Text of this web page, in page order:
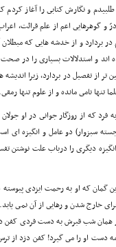
و نگارش کتابى را آغاز
گوهرهایى اعم از علم قرائت،
در بردارد و از خدشه هایى که
و استدلالات بسیارى را در
تر از تفصیل در بردارد, زیرا
تنها نامى مانده و از علوم تنها
فرد که از روزگار جوانى در او
سبزوار) دو عامل و انگیزه اى
دیگرى را درباب علت نوشتن
گمان که او به رحمت ایزدى
خارج شدن و رهایى از آن نمى
همان شب قبرش به دست فردى کفن
دست او را مى گیرد! کفن دزد از